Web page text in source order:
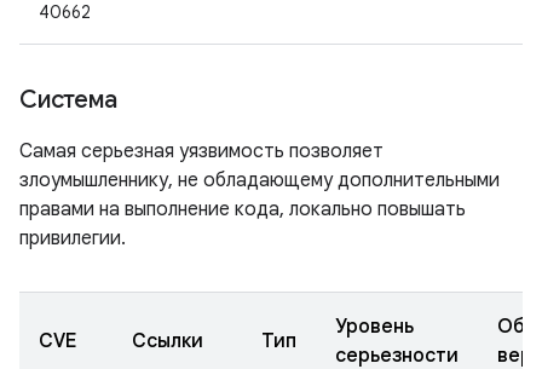
40662
Система
Самая серьезная уязвимость позволяет
злоумышленнику, не обладающему дополнительными
правами на выполнение кода, локально повышать
привилегии.
CVE Ссылки Тип
Уровень
серьезности